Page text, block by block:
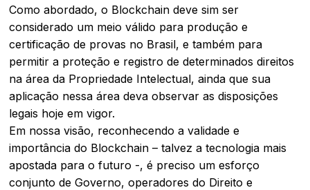
Como abordado, o Blockchain deve sim ser
considerado um meio válido para produção e
certificação de provas no Brasil, e também para
permitir a proteção e registro de determinados direitos
na área da Propriedade Intelectual, ainda que sua
aplicação nessa área deva observar as disposições
legais hoje em vigor.
Em nossa visão, reconhecendo a validade e
importância do Blockchain – talvez a tecnologia mais
apostada para o futuro -, é preciso um esforço
conjunto de Governo, operadores do Direito e